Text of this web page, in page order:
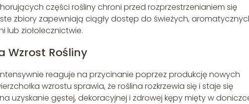
części rośliny chroni przed rozprzestrzenianiem się
zbiory zapewniają ciągły dostęp do świeżych,
lub ziołolecznictwie.
Wzrost Rośliny
reaguje na przycinanie poprzez produkcję nowych
wzrostu sprawia, że roślina rozkrzewia się i staje się
uzyskanie gęstej, dekoracyjnej i zdrowej kępy mięty w